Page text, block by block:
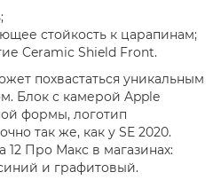
стойкость к царапинам;
Ceramic Shield Front.
похвастаться уникальным
Блок с камерой Apple
формы, логотип
так же, как у SE 2020.
Про Макс в магазинах:
и графитовый.